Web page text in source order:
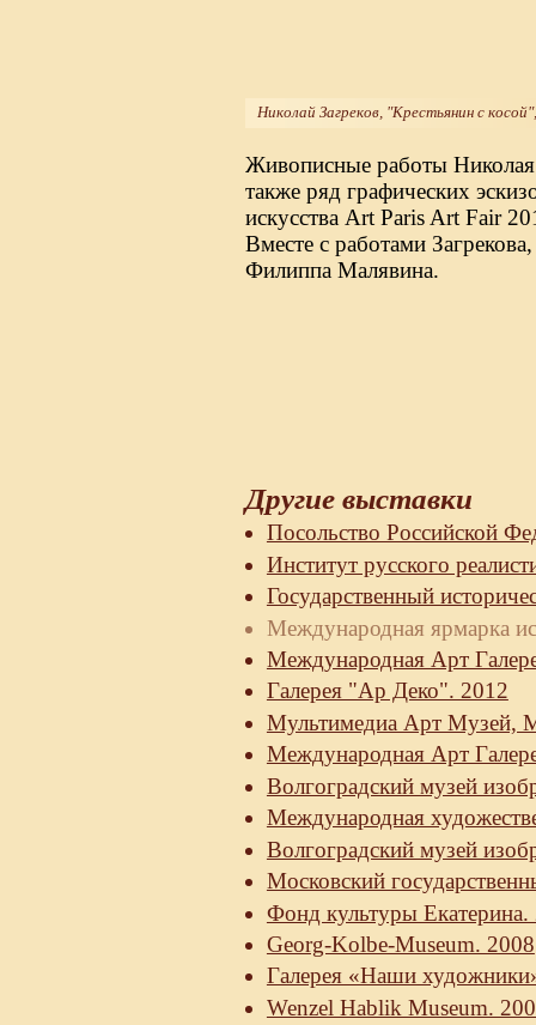
Николай Загреков, "Крестьянин с
Живописные работы
также ряд графических
искусства Art Paris Art Fair
Вместе с работами
Филиппа Малявина.
Другие выставки
Посольство Российской
Институт русского
Государственный
Международная ярмарка
Международная Арт
Галерея "Ар Деко". 2012
Мультимедиа Арт Музей,
Международная Арт
Волгоградский музей
Международная
Волгоградский музей
Московский
Фонд культуры Екатерина.
Georg-Kolbe-Museum. 2008
Галерея «Наши
Wenzel Hablik Museum.